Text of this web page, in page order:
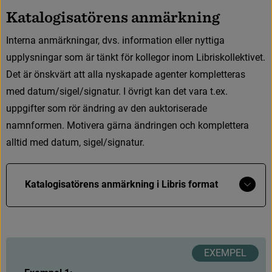
Katalogisatörens anmärkning
Interna anmärkningar, dvs. information eller nyttiga
upplysningar som är tänkt för kollegor inom Libriskollektivet.
Det är önskvärt att alla nyskapade agenter kompletteras
med datum/sigel/signatur. I övrigt kan det vara t.ex.
uppgifter som rör ändring av den auktoriserade
namnformen. Motivera gärna ändringen och komplettera
alltid med datum, sigel/signatur.
Katalogisatörens anmärkning i Libris format
Visa
mer